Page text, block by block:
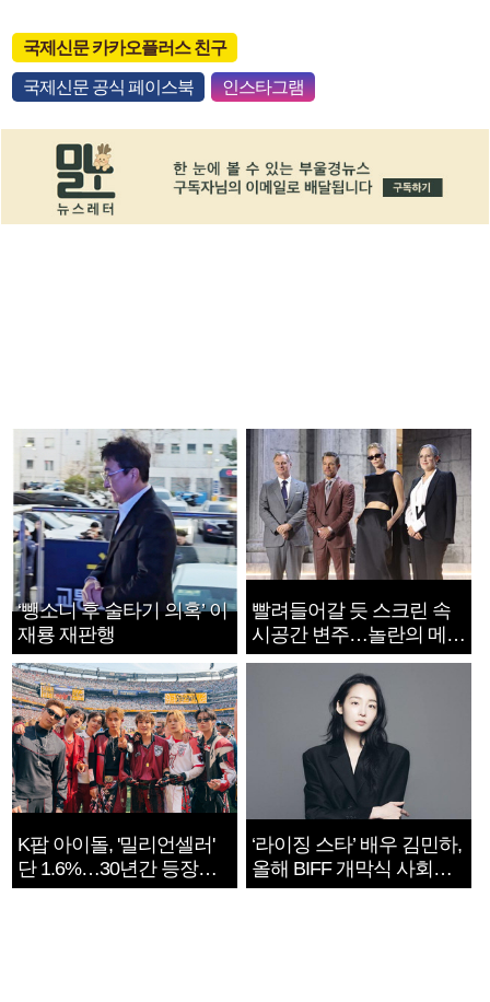
국제신문 카카오플러스 친구
국제신문 공식 페이스북 인스타그램
‘뺑소니 후 술타기 의혹’ 이
재룡 재판행
빨려들어갈 듯 스크린 속
시공간 변주…놀란의 메시
지는 ‘전쟁 속죄’
K팝 아이돌, '밀리언셀러'
단 1.6%…30년간 등장
1182개팀 전수조사
‘라이징 스타’ 배우 김민하,
올해 BIFF 개막식 사회자
확정